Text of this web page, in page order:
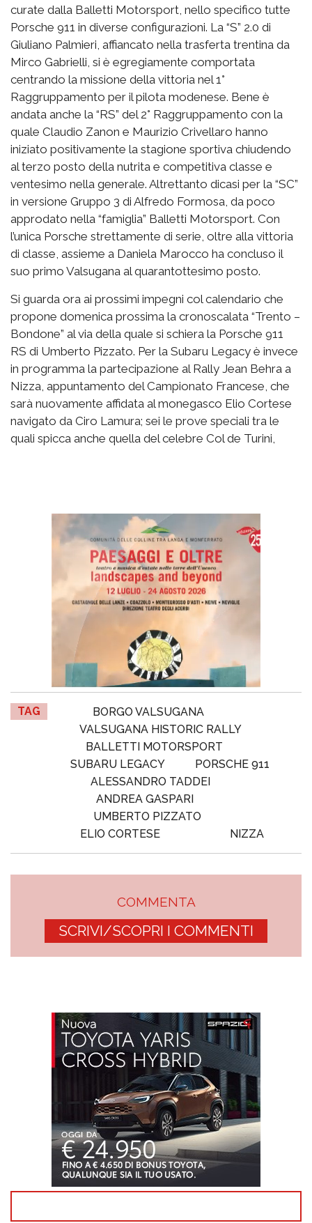
curate dalla Balletti Motorsport, nello specifico tutte
Porsche 911 in diverse configurazioni. La “S” 2.0 di
Giuliano Palmieri, affiancato nella trasferta trentina da
Mirco Gabrielli, si è egregiamente comportata
centrando la missione della vittoria nel 1°
Raggruppamento per il pilota modenese. Bene è
andata anche la “RS” del 2° Raggruppamento con la
quale Claudio Zanon e Maurizio Crivellaro hanno
iniziato positivamente la stagione sportiva chiudendo
al terzo posto della nutrita e competitiva classe e
ventesimo nella generale. Altrettanto dicasi per la “SC”
in versione Gruppo 3 di Alfredo Formosa, da poco
approdato nella “famiglia” Balletti Motorsport. Con
l’unica Porsche strettamente di serie, oltre alla vittoria
di classe, assieme a Daniela Marocco ha concluso il
suo primo Valsugana al quarantottesimo posto.
Si guarda ora ai prossimi impegni col calendario che
propone domenica prossima la cronoscalata “Trento –
Bondone” al via della quale si schiera la Porsche 911
RS di Umberto Pizzato. Per la Subaru Legacy è invece
in programma la partecipazione al Rally Jean Behra a
Nizza, appuntamento del Campionato Francese, che
sarà nuovamente affidata al monegasco Elio Cortese
navigato da Ciro Lamura; sei le prove speciali tra le
quali spicca anche quella del celebre Col de Turini,
TAG
BORGO VALSUGANA
VALSUGANA HISTORIC RALLY
BALLETTI MOTORSPORT
SUBARU LEGACY
PORSCHE 911
ALESSANDRO TADDEI
ANDREA GASPARI
UMBERTO PIZZATO
ELIO CORTESE
NIZZA
COMMENTA
SCRIVI/SCOPRI I COMMENTI